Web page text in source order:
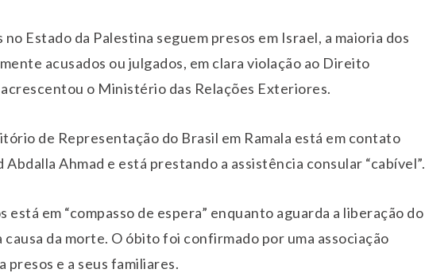
Estado da Palestina seguem presos em Israel, a maioria dos
acusados ou julgados, em clara violação ao Direito
o Ministério das Relações Exteriores.
de Representação do Brasil em Ramala está em contato
Abdalla Ahmad e está prestando a assistência consular “cabível”.
está em “compasso de espera” enquanto aguarda a liberação do
da morte. O óbito foi confirmado por uma associação
presos e a seus familiares.